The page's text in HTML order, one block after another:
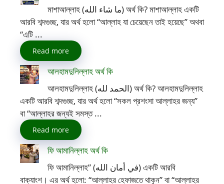
মাশাআল্লাহ (ما شاء الله) অর্থ কি? মাশাআল্লাহ একটি
আরবি শব্দগুচ্ছ, যার অর্থ হলো “আল্লাহ যা চেয়েছেন তাই হয়েছে” অথবা
“এটি ...
Read more
আলহামদুলিল্লাহ অর্থ কি
আলহামদুলিল্লাহ (الحمد لله) অর্থ কি? আলহামদুলিল্লাহ
একটি আরবি শব্দগুচ্ছ, যার অর্থ হলো “সকল প্রশংসা আল্লাহর জন্য”
বা “আল্লাহর জন্যই সমস্ত ...
Read more
ফি আমানিল্লাহ অর্থ কি
ফি আমানিল্লাহ” (في أمان الله) একটি আরবি
বাক্যাংশ। এর অর্থ হলো: “আল্লাহর হেফাজতে থাকুন” বা “আল্লাহর